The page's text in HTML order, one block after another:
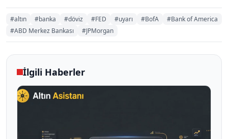
#altın #banka #döviz #FED #uyarı #BofA
#Bank of America
#ABD Merkez Bankası
#JPMorgan
İlgili Haberler